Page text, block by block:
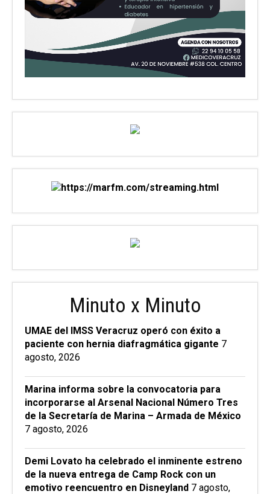
Minuto x Minuto
UMAE del IMSS Veracruz operó con éxito a
paciente con hernia diafragmática gigante 7
agosto, 2026
Marina informa sobre la convocatoria para
incorporarse al Arsenal Nacional Número Tres
de la Secretaría de Marina – Armada de México
7 agosto, 2026
Demi Lovato ha celebrado el inminente estreno
de la nueva entrega de Camp Rock con un
emotivo reencuentro en Disneyland 7 agosto,